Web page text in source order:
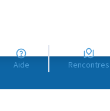
Aide Rencontres